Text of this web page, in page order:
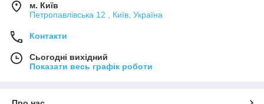
м. Київ
Петропавлівська 12 , Київ, Україна
Контакти
Сьогодні вихідний
Показати весь графік роботи